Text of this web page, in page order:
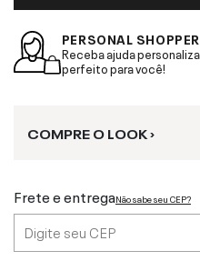
PERSONAL SHOPPER
Receba ajuda
perfeito para você!
COMPRE O LOOK ›
Frete e entregaNão sabe seu CEP?